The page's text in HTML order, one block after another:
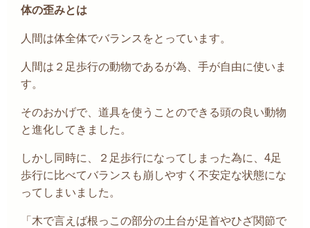
体の歪みとは
人間は体全体でバランスをとっています。
人間は２足歩行の動物であるが為、 手が自由に使いま
す。
そのおかげで、道具を使うことのできる頭の良い動物
と進化してきました。
しかし同時に、２足歩行になってしまった為に、 4足
歩行に比べてバランスも崩しやすく不安定な状態にな
ってしまいました。
「木で言えば根っこの部分の土台が足首やひざ関節で